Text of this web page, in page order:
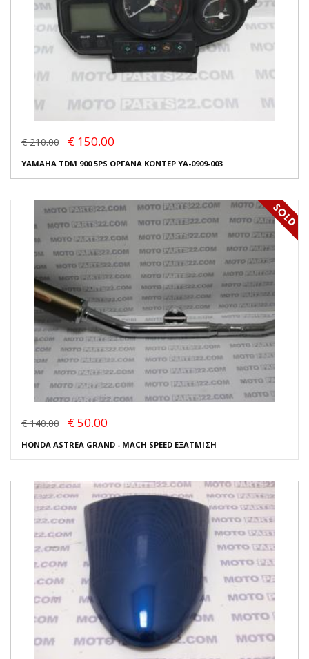
€ 210.00 € 150.00
YAMAHA TDM 900 5PS ΟΡΓΑΝΑ ΚΟΝΤΕΡ YA-0909-003
€ 140.00 € 50.00
HONDA ASTREA GRAND - MACH SPEED ΕΞΑΤΜΙΣΗ